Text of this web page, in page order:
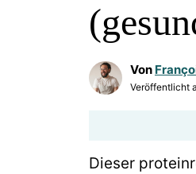
Von
Veröffentlicht
Dieser